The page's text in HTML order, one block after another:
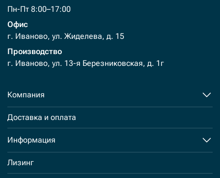
Пн-Пт 8:00–17:00
Офис
г. Иваново, ул. Жиделева, д. 15
Производство
г. Иваново, ул. 13-я Березниковская, д. 1г
Компания
Доставка и оплата
Информация
Лизинг